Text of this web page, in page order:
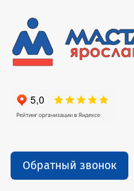
Обратный звонок